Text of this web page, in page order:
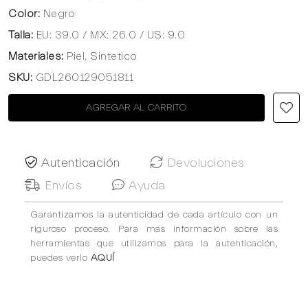
Color: Negro
Talla: EU: 39.0 / MX: 26.0 / US: 9.0
Materiales: Piel, Sintetico
SKU: GDL260129051811
AGREGAR AL CARRITO
Autenticación
Devoluciones
Envíos
Ayuda
Garantizamos la autenticidad de cada artículo con un
riguroso proceso. Para mas información sobre las
herramientas que utilizamos para la autenticación,
puedes verlo AQUÍ